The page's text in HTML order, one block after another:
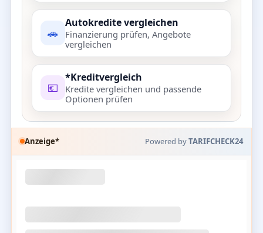
🚗
Autokredite vergleichen
Finanzierung prüfen, Angebote
vergleichen
💶
*Kreditvergleich
Kredite vergleichen und passende
Optionen prüfen
Anzeige* Powered byTARIFCHECK24